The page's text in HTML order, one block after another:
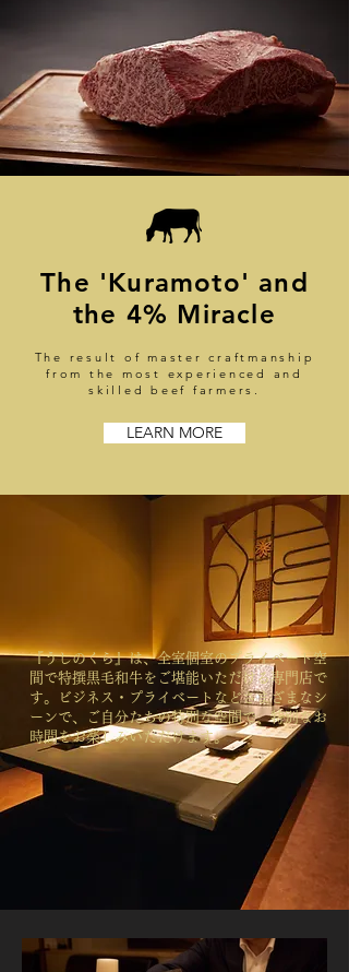
The 'Kuramoto' and
the 4% Miracle
The result of master craftmanship
from the most experienced and
skilled beef farmers.
LEARN MORE
『うしのくら』は、全室個室のプライベート空
間で特撰黒毛和牛をご堪能いただける専門店で
す。ビジネス・プライベートなどさまざまなシ
ーンで、ご自分たちの特別な空間で、特別なお
時間をお楽しみいただけます。